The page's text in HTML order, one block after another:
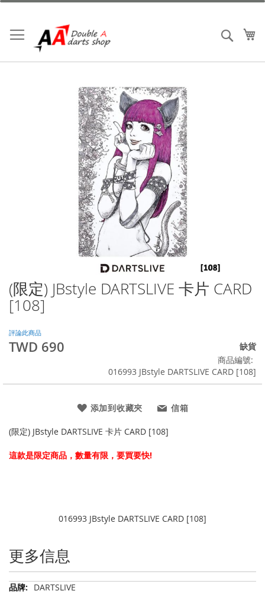
跳
內
容
搜索
(限定) JBstyle DARTSLIVE 卡片 CARD
[108]
評論此商品
TWD 690
缺貨
商品編號
016993 JBstyle DARTSLIVE CARD [108]
添加到收藏夾 信箱
(限定) JBstyle DARTSLIVE 卡片 CARD [108]
這款是限定商品，數量有限，要買要快!
Skip
to
the
of
the
016993 JBstyle DARTSLIVE CARD [108]
更多信息
更
DARTSLIVE